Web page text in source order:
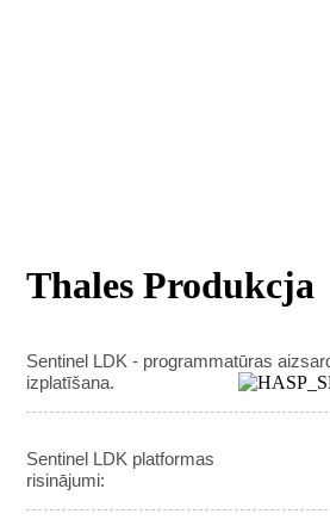
Thales Produkcja
Sentinel LDK - programmatūras
izplatīšana.
Sentinel LDK platformas
risinājumi: